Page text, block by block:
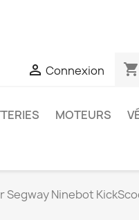
 Connexion shopping_cart
MOTEURS
Ninebot